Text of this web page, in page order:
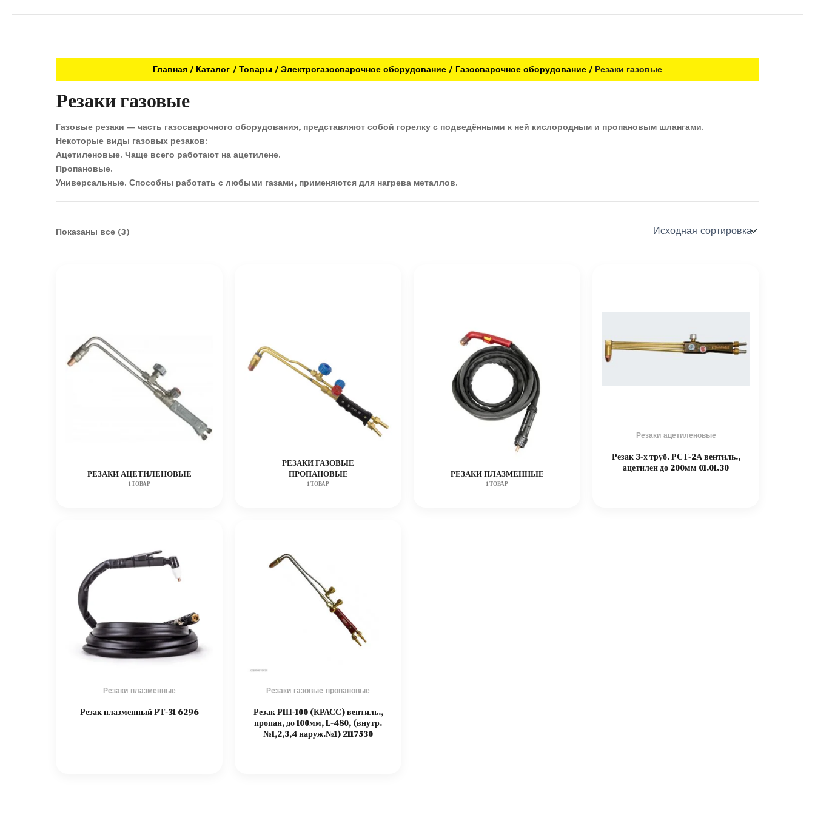
Главная Каталог Товары Электрогазосварочное оборудование Газосварочное оборудование Резаки газовые
Резаки газовые
Газовые резаки — часть газосварочного оборудования, представляют собой горелку с подведёнными к ней кислородным и пропановым шлангами.
Некоторые виды газовых резаков:
Ацетиленовые. Чаще всего работают на ацетилене.
Пропановые.
Универсальные. Способны работать с любыми газами, применяются для нагрева металлов.
Показаны все (3)
РЕЗАКИ АЦЕТИЛЕНОВЫЕ
1 ТОВАР
РЕЗАКИ ГАЗОВЫЕ
ПРОПАНОВЫЕ
1 ТОВАР
РЕЗАКИ ПЛАЗМЕННЫЕ
1 ТОВАР
Резаки ацетиленовые
Резак 3-х труб. РСТ-2А вентиль.,
ацетилен до 200мм 01.01.30
Резаки плазменные
Резак плазменный РТ-31 6296
Резаки газовые пропановые
Резак Р1П-100 (КРАСС) вентиль.,
пропан, до 100мм, L-480, (внутр.
№1,2,3,4 наруж.№1) 2117530